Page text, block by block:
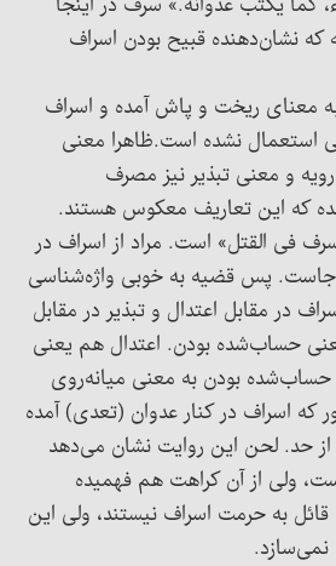
که نشان‌دهنده قبیح بودن اسراف
به معنای ریخت و پاش آمده و اسراف
استعمال نشده است.ظاهرا معنی
و معنی تبذیر نیز مصرف
که این تعاریف معکوس هستند.
فی القتل» است. مراد از اسراف در
پس قضیه به خوبی واژه‌شناسی
در مقابل اعتدال و تبذیر در مقابل
حساب‌شده بودن. اعتدال هم یعنی
بودن به معنی میانه‌روی
که اسراف در کنار عدوان (تعدی) آمده
از حد. لحن این روایت نشان می‌دهد
ولی از آن کراهت هم فهمیده
قائل به حرمت اسراف نیستند، ولی این